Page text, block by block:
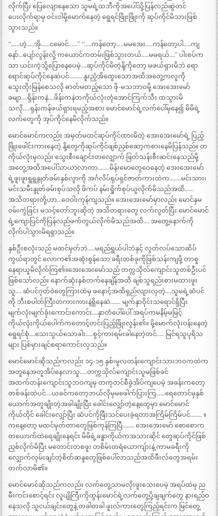
လိုက်ပြီး ပြေလျောနေသော သူမရဲ့ထဘီကိုအပေါ်သို့ပြန်လည်ဆွဲတင်
ပေးလိုက်ရာမှ ဝင်းဝါမို့မောက်နေတဲ့ ရွေရင်ဖြိုးဖြိုးကို ဆုပ်ကိုင်မိသားဖြစ်
သွားသည်။
“……ဟဲ့…..အို……ငမောင်……” “…..ကန်တော့…..မမအေး…..ကန်တော့ပါ…..ကျ
နော်…ပျော်လွန်းလို့ ကယောင်ကတမ်းဖြစ်သွားတယ်…..မမရယ်….” ပါးစပ်က
သာ ယင်းကဲ့သို့ပြောနေပေမဲ့….ဆုပ်ကိုင်မိတဲ့နို့ကိုတော့ မဖယ်ရှားမိဘဲ ရော
ရောင်ဆုပ်ကိုင်နေဆဲပင်……… နူးညံ့အိထွေးသောအထိအတွေ့ကလူကို
သွေးတိုးမြန်စေသလို ဓာတ်မတည့်သော ဖို-မသဘာဝမို့ အေးအေးမော်
ခမျာ….ရှိန်းကနဲ….ဖိန်းကနဲတကိုယ်လုံးတုံအောင်ကြက်သီး ထသွားမိ
သလို…..ရုန်းကန်ဖယ်ရှားရမည့်အစား မောင်မောင်ရဲ့လက်ပေါ်မှနေ၍ မိမိရဲ့
လက်တွေကို အုပ်ကိုင်နေမိလိုက်သည်။
မောင်မောင်ကလည်း အမှတ်မထင်ဆုပ်ကိုင်ထားမိတဲ့ အေးအေးမော်ရဲ့ ပြည့်
ဖြိုးဖေါင်းကားနေတဲ့ နို့တွေကိုဆုပ်ကိုင်ဖျစ်ညှစ်ဆော့ကစားနေမိပြန်သည်။ တ
ကိုယ်လုံးမှလည်း သွေးစီးချောင်းတလျှောက် ဖြတ်သန်းစီးဆင်းနေသည်မို့
အတွေ့အထိအပေါ်သာယာလာကာ……. မိန်းမောတွေဝေနေတဲ့ အေးအေးမော်
ရဲ့ဖူးဖူးရွရွနွုတ်ခမ်းနှစ်လွာကို အင်္ဂလိပ်ရုပ်ရှင်ဇာတ်ကားထဲက……..မင်းသား၊
မင်းသမီးနွုတ်ခမ်းစုပ်သလို ဖိကပ် နမ်းရှိုက်စုပ်ယူလိုက်မိသည်အထိ……
အသိတရားတို့ဟာ…ဝေဝါးကုန်ကျသည်။ အေးအေးမော်မှာလည်း မောင်နှမ
ဝမ်းကွဲခြင်း မသင့်တော်ဘူးဆိုတဲ့ အသိတရားတွေ လက်လွတ်ပြီး မောင်မောင်
ရဲ့ကျောပြင်ကိုပြန်လည်ဖက်တွယ်လိုက်မိသည်အထိ…. အတွေ့နောက်ကို
လိုက်ပါသွားမိရရှာသည်။
နှစ်ဦးစလုံးသည် မထင်မှတ်ဘဲ…..မရည်ရွယ်ပါဘဲနှင့် လွတ်လပ်သောဆိပ်
ကွယ်ရာတွင် လောက၏အဆုံးစွန်သော ခရီးတစ်ခုကိုဖြစ်သန်းကျဖို့ တာစူ
နေရာယူမိလိုက်ကြ၏။အေးအေးမော်သည် တက္ကသိုလ်ကျောင်းသူတစ်ဦးပင်
ဖြစ်သော်လည်း နောက်ဆုံးနှစ်တက်နေချိန်အထိ ချစ်သူရည်းစားမထားဖူး
သူ…. ဆံပင်ဂုတ်ဝဲတွေကြားထဲမှ ဖနောင့်အထိရှည်လျားလှတဲ့….သူမရဲ့ဆံပင်
ကို ဘီးစပါတ်ကြီးတကားကားနဲ့ရှိနေဆဲ……. မျက်နှာဝိုင်းသရောင်ရှိပြီး
မျက်လုံးမျက်ခုံးကောင်းကောင်း….နှာတံပေါ်ပေါ် အရပ်ကမနိမ့်မမြင့်
ကိုယ်လုံးကိုယ်ပေါက်ကတောင့်တင်းပြည့်ဖြိုးလွန်း၏။ မို့မောက်လုံးဝန်းနေတဲ့
ရွေရင်စုံ….သေးသွယ်သောခါး…..စွင့်ကားရမ်းခါနေတဲ့တင်….. မြင်ရသူပုရိသ
များ ပြစ်မှားချင်စရာကောင်းလှသည်။
မောင်မောင်ဆိုသည်ကလည်း ၁၄-၁၅ နှစ်၊မူလတန်းကျောင်းသားဘဝကထဲက
အတူနေအတူအိပ်နေလာသူ…..တက္ကသိုလ်ကျောင်းသူမဖြစ်ခင်
အထက်တန်းကျောင်းသူဘဝကျမှ တကုတင်စီခွဲအိပ်ကျပေမဲ့ အခန်းကတော့
တစ်ခန်းထဲပင်….ယခင်ကတော့ဘယ်လိုမှမဖေါက်ပြားကြ……ရေတောင်မှနှစ်
ယောက်အတူချိုးတဲ့အခါချိုးပြီး ခေါင်းလျှော်တဲ့နေ့တွေမှာ မောင်မောင်
ကိုယ်တိုင် ခေါင်းလျှော်ပြီး ဆံပင်ကိုဖြီးသင်ပေးခဲ့ရတာအကြိမ်ကြိမ်ပင်…….. ။
ကနေ့တော့ မထင်မှတ်တာတွေဖြစ်ကုန်ကြပြီ…….. အေးအေးမော် စောစောက
တယောက်ထဲရေချိုးနေရင်း မိမိရဲ့ခန္ဓာကိုယ်ကအသားဆိုင် တွေဆုပ်ကိုင်ဖြစ်
ညှစ်လိုက်မိပြီး မတောင်းတစဖူး တစိမ်းတရံယောကျ်ားနဲ့ ကာမခရီးကို
လျှောက်လှမ်းချင်တဲ့စိတ်ဆန္ဒတွေဖြစ်ပေါ်လာသည်အထိဖီးလ်တွေအရမ်း
တက်လာမိ၏။
မောင်မောင်ဆိုသည်ကလည်း လက်တွေ့သာမလိုးဖူးသေးပေမဲ့ အရပ်ထဲမှ ည
မီးကင်းစောင့်ရင်း လူပျိုကြီးကိုထွန်းမောင်ရဲ့လက်တွေ့ပို့ချချက်တွေ နားရည်ဝ
နေသလို သူငယ်ချင်းတွေနဲ့ တခါတခါ ဖူးလ်ကားတွေကြည့်ရင်းက မြင်တွေ့